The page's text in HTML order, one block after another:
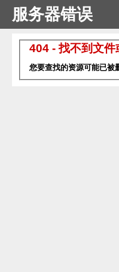
服务器错误
404 - 找不到文件
您要查找的资源可能已被